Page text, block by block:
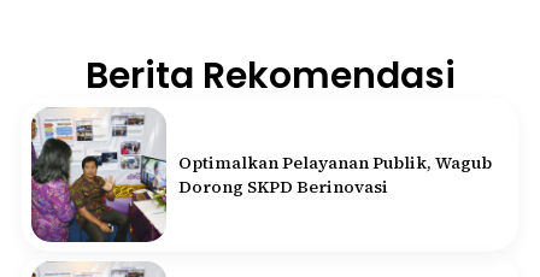
Berita Rekomendasi
Optimalkan Pelayanan Publik, Wagub
Dorong SKPD Berinovasi